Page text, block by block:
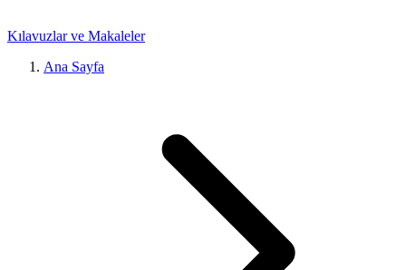
Kılavuzlar ve Makaleler
Ana Sayfa